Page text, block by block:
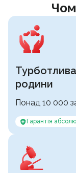
Аналізи
Електронні
родини
Понад 10 000
Гарантія